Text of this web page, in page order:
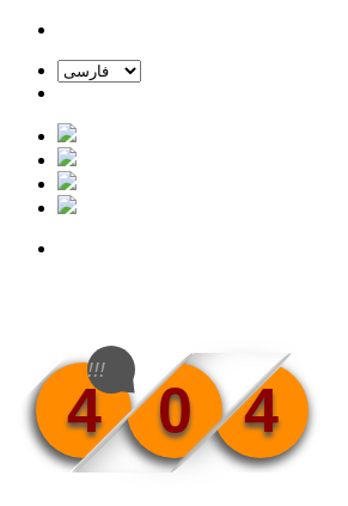
4 0 4
!!!